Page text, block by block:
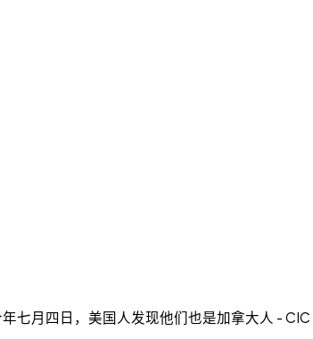
七月四日，美国人发现他们也是加拿大人 -